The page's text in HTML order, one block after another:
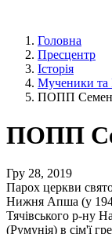
Головна
Пресцентр
Історія
Мученики та
ПОПП
ПОПП
Гру 28, 2019
Парох церкви
Нижня Апша (у
Тячівського р-ну
(Румунія) в сім'ї